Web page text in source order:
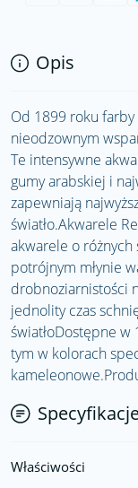
Opis
Od 1899 roku
nieodzownym
Te intensywne
gumy arabskiej i
zapewniają
światło.Akwarele
akwarele o
potrójnym młynie
drobnoziarnistości
jednolity czas
światłoDostępne w
tym w kolorach
Właściwości